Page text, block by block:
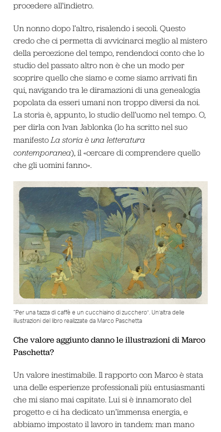
procedere all’indietro.
Un nonno dopo l’altro, risalendo i secoli. Questo
credo che ci permetta di avvicinarci meglio al mistero
della percezione del tempo, rendendoci conto che lo
studio del passato altro non è che un modo per
scoprire quello che siamo e come siamo arrivati fin
qui, navigando tra le diramazioni di una genealogia
popolata da esseri umani non troppo diversi da noi.
La storia è, appunto, lo studio dell’uomo nel tempo. O,
per dirla con Ivan Jablonka (lo ha scritto nel suo
manifesto La storia è una letteratura
contemporanea), il «cercare di comprendere quello
che gli uomini fanno».
“Per una tazza di caffè e un cucchiaino di zucchero”. Un’altra delle
illustrazioni del libro realizzate da Marco Paschetta
Che valore aggiunto danno le illustrazioni di Marco
Paschetta?
Un valore inestimabile. Il rapporto con Marco è stata
una delle esperienze professionali più entusiasmanti
che mi siano mai capitate. Lui si è innamorato del
progetto e ci ha dedicato un’immensa energia, e
abbiamo impostato il lavoro in tandem: man mano